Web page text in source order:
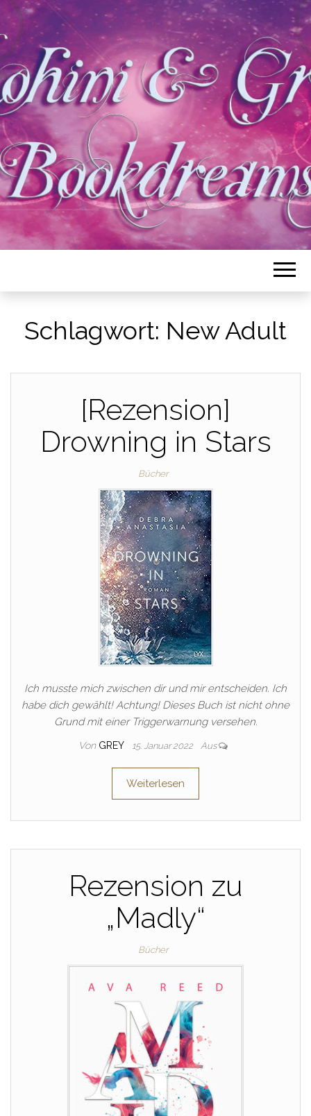
Schlagwort: New Adult
[Rezension]
Drowning in Stars
Bücher
Ich musste mich zwischen dir und mir entscheiden. Ich
habe dich gewählt! Achtung! Dieses Buch ist nicht ohne
Grund mit einer Triggerwarnung versehen.
Von GREY 15. Januar 2022 Aus
Weiterlesen
Rezension zu
„Madly“
Bücher